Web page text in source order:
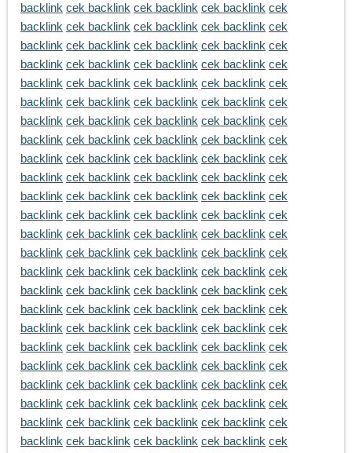
backlink cek backlink cek backlink cek backlink cek
backlink cek backlink cek backlink cek backlink cek
backlink cek backlink cek backlink cek backlink cek
backlink cek backlink cek backlink cek backlink cek
backlink cek backlink cek backlink cek backlink cek
backlink cek backlink cek backlink cek backlink cek
backlink cek backlink cek backlink cek backlink cek
backlink cek backlink cek backlink cek backlink cek
backlink cek backlink cek backlink cek backlink cek
backlink cek backlink cek backlink cek backlink cek
backlink cek backlink cek backlink cek backlink cek
backlink cek backlink cek backlink cek backlink cek
backlink cek backlink cek backlink cek backlink cek
backlink cek backlink cek backlink cek backlink cek
backlink cek backlink cek backlink cek backlink cek
backlink cek backlink cek backlink cek backlink cek
backlink cek backlink cek backlink cek backlink cek
backlink cek backlink cek backlink cek backlink cek
backlink cek backlink cek backlink cek backlink cek
backlink cek backlink cek backlink cek backlink cek
backlink cek backlink cek backlink cek backlink cek
backlink cek backlink cek backlink cek backlink cek
backlink cek backlink cek backlink cek backlink cek
backlink cek backlink cek backlink cek backlink cek